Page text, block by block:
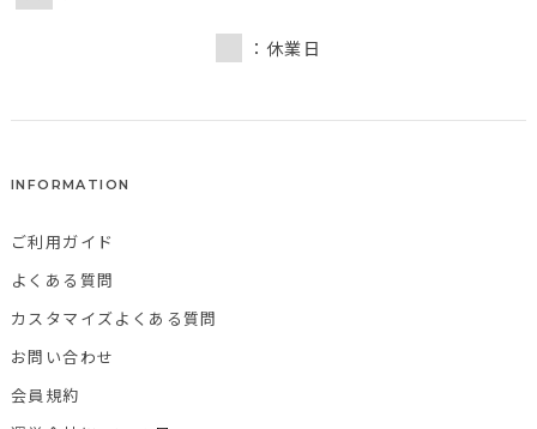
：休業日
INFORMATION
ご利用ガイド
よくある質問
カスタマイズよくある質問
お問い合わせ
会員規約